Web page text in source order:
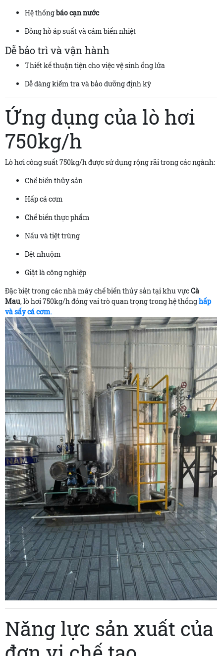
Hệ thốngbáo cạn nước
Đồng hồ áp suất và cảm biến nhiệt
Dễ bảo trì và vận hành
Thiết kế thuận tiện cho việc vệ sinh ống lửa
Dễ dàng kiểm tra và bảo dưỡng định kỳ
Ứng dụng của lò hơi
750kg/h
Lò hơi công suất 750kg/h được sử dụng rộng rãi trong các ngành:
Chế biến thủy sản
Hấp cá cơm
Chế biến thực phẩm
Nấu và tiệt trùng
Dệt nhuộm
Giặt là công nghiệp
Đặc biệt trong các nhà máy chế biến thủy sản tại khu vựcCà
Mau, lò hơi 750kg/h đóng vai trò quan trọng trong hệ thốnghấp
và sấy cá cơm.
Năng lực sản xuất của